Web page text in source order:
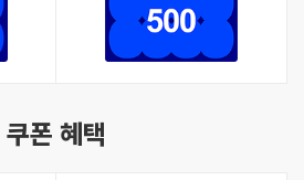
쿠폰 혜택